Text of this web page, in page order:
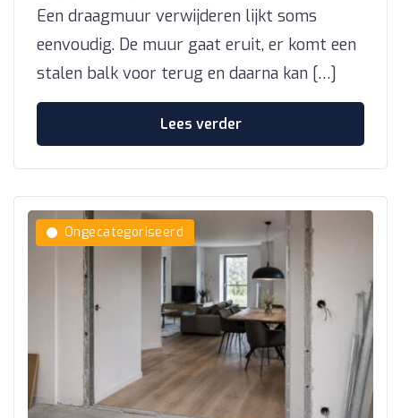
Een draagmuur verwijderen lijkt soms
eenvoudig. De muur gaat eruit, er komt een
stalen balk voor terug en daarna kan […]
Lees verder
Ongecategoriseerd